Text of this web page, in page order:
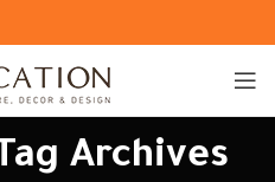
Tag Archives: صوفا بيج